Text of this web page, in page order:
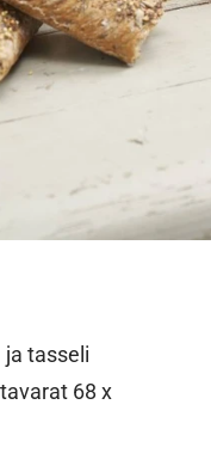
ja tasseli
68 x